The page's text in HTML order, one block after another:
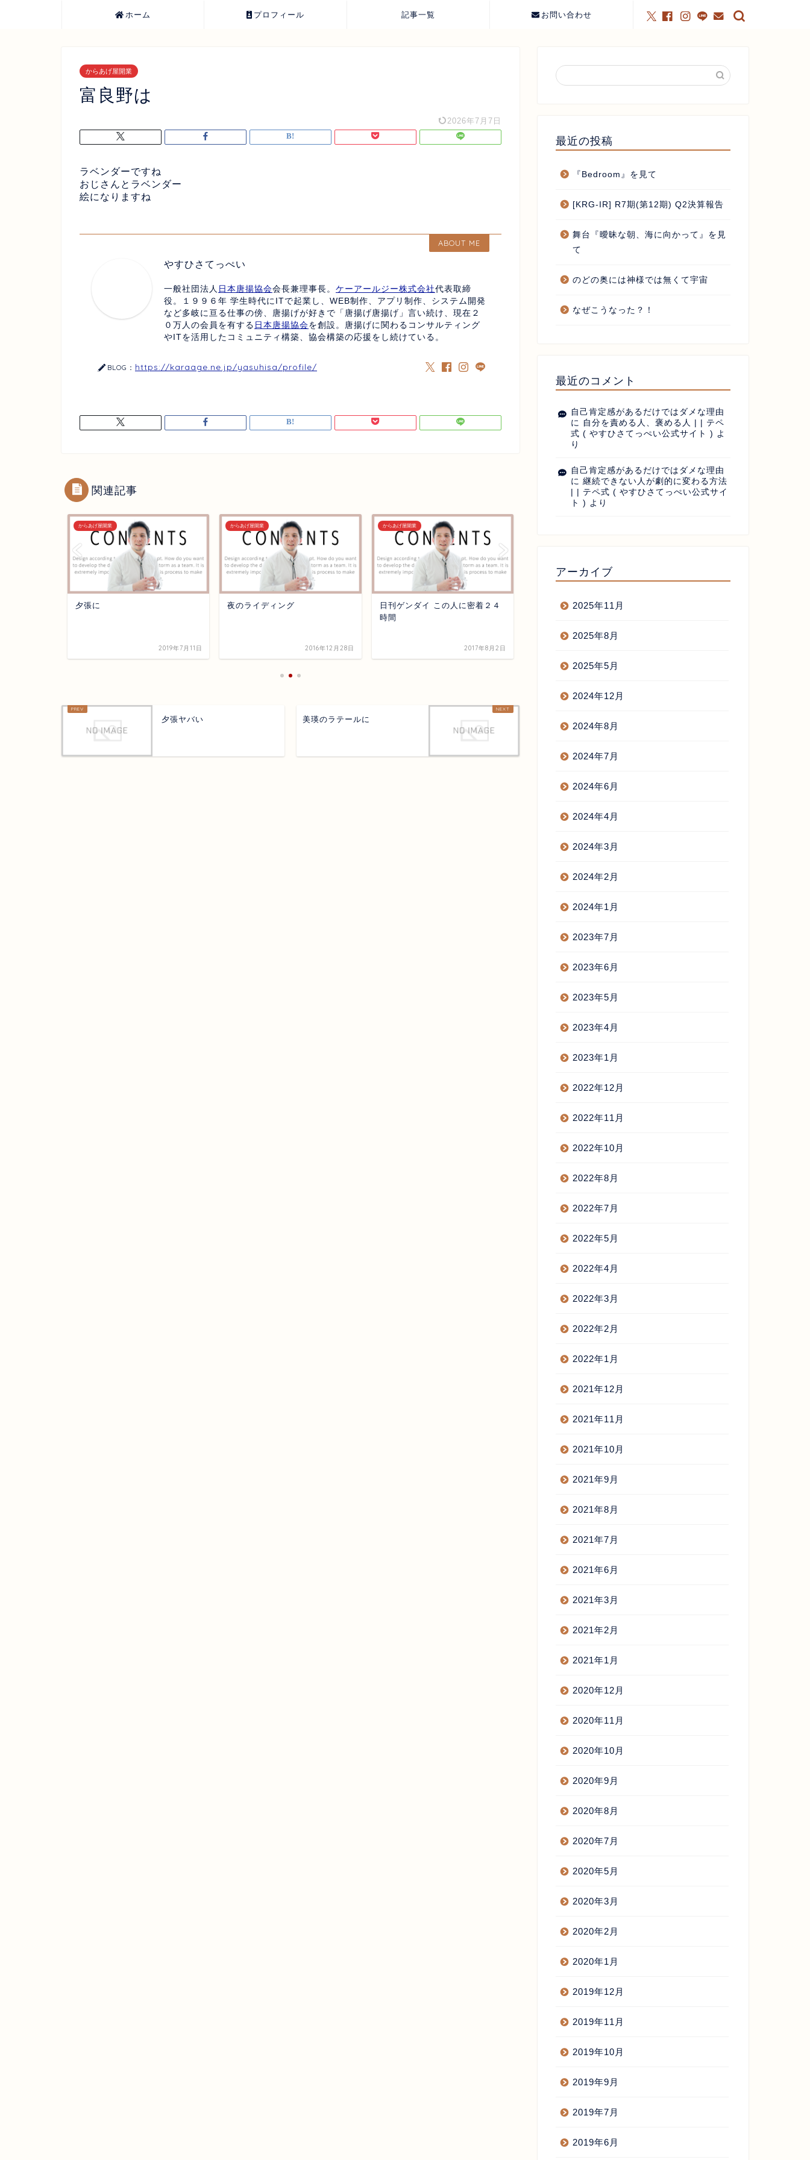
ホーム プロフィール 記事一覧 お問い合わせ
からあげ屋開業
富良野は
2026年7月7日
ラベンダーですね
おじさんとラベンダー
絵になりますね
ABOUT ME
やすひさてっぺい
一般社団法人 日本唐揚協会会長兼理事長。 ケーアールジー株式会社代表取締
役。１９９６年 学生時代にITで起業し、WEB制作、アプリ制作、システム開発
など多岐に亘る仕事の傍、唐揚げが好きで「唐揚げ唐揚げ」言い続け、現在２
０万人の会員を有する 日本唐揚協会を創設。唐揚げに関わるコンサルティング
やITを活用したコミュニティ構築、協会構築の応援をし続けている。
BLOG： https://karaage.ne.jp/yasuhisa/profile/
関連記事
からあげ屋開業
夕張に
2019年7月11日
からあげ屋開業
夜のライディング
2016年12月28日
からあげ屋開業
日刊ゲンダイ この人に密着２４
時間
2017年8月2日
夕張ヤバい 美瑛のラテールに
最近の投稿
『Bedroom』を見て
[KRG-IR] R7期(第12期) Q2決算報告
舞台『曖昧な朝、海に向かって』を見
て
のどの奥には神様では無くて宇宙
なぜこうなった？！
最近のコメント
自己肯定感があるだけではダメな理由
に 自分を責める人、褒める人 | | テペ
式 ( やすひさてっぺい公式サイト ) よ
り
自己肯定感があるだけではダメな理由
に 継続できない人が劇的に変わる方法
| | テペ式 ( やすひさてっぺい公式サイ
ト ) より
アーカイブ
2025年11月
2025年8月
2025年5月
2024年12月
2024年8月
2024年7月
2024年6月
2024年4月
2024年3月
2024年2月
2024年1月
2023年7月
2023年6月
2023年5月
2023年4月
2023年1月
2022年12月
2022年11月
2022年10月
2022年8月
2022年7月
2022年5月
2022年4月
2022年3月
2022年2月
2022年1月
2021年12月
2021年11月
2021年10月
2021年9月
2021年8月
2021年7月
2021年6月
2021年3月
2021年2月
2021年1月
2020年12月
2020年11月
2020年10月
2020年9月
2020年8月
2020年7月
2020年5月
2020年3月
2020年2月
2020年1月
2019年12月
2019年11月
2019年10月
2019年9月
2019年7月
2019年6月